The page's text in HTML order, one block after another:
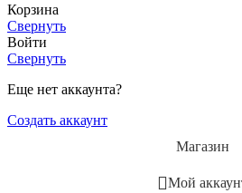
Корзина
Свернуть
Войти
Свернуть
Еще нет аккаунта?
Создать аккаунт
Магазин
Мой